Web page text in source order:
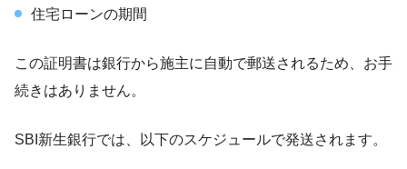
住宅ローンの期間
この証明書は銀行から施主に自動で郵送されるため、お手
続きはありません。
SBI新生銀行では、以下のスケジュールで発送されます。